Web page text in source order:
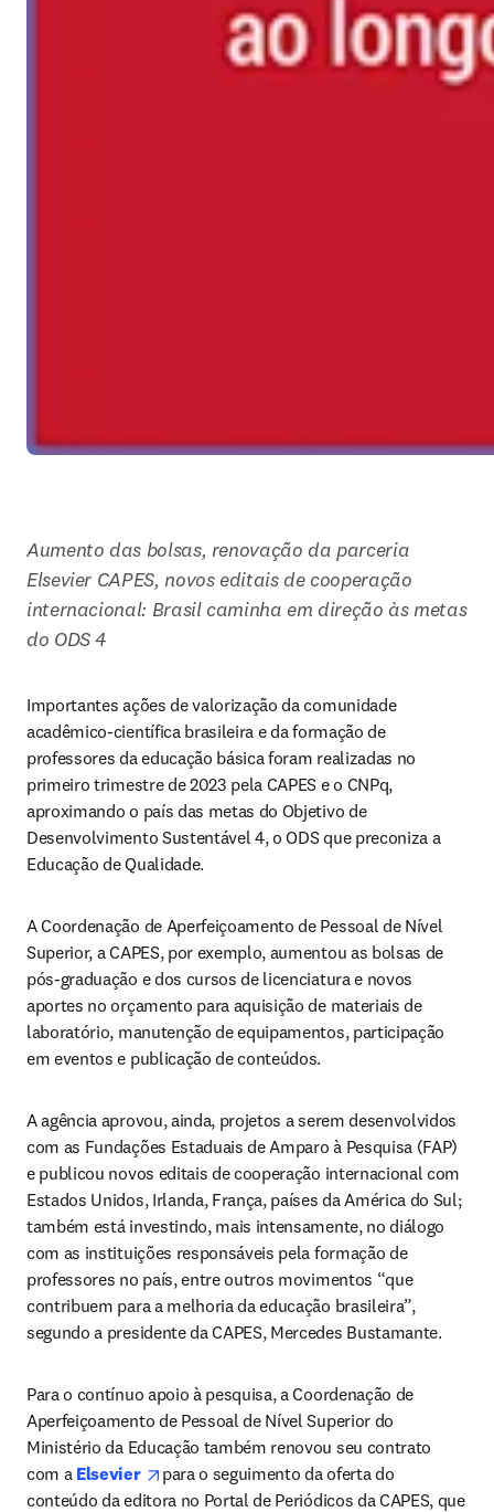
Aumento das bolsas, renovação da parceria
Elsevier CAPES, novos editais de cooperação
internacional: Brasil caminha em direção às metas
do ODS 4
Importantes ações de valorização da comunidade
acadêmico-científica brasileira e da formação de
professores da educação básica foram realizadas no
primeiro trimestre de 2023 pela CAPES e o CNPq,
aproximando o país das metas do Objetivo de
Desenvolvimento Sustentável 4, o ODS que preconiza a
Educação de Qualidade.
A Coordenação de Aperfeiçoamento de Pessoal de Nível
Superior, a CAPES, por exemplo, aumentou as bolsas de
pós-graduação e dos cursos de licenciatura e novos
aportes no orçamento para aquisição de materiais de
laboratório, manutenção de equipamentos, participação
em eventos e publicação de conteúdos.
A agência aprovou, ainda, projetos a serem desenvolvidos
com as Fundações Estaduais de Amparo à Pesquisa (FAP)
e publicou novos editais de cooperação internacional com
Estados Unidos, Irlanda, França, países da América do Sul;
também está investindo, mais intensamente, no diálogo
com as instituições responsáveis pela formação de
professores no país, entre outros movimentos “que
contribuem para a melhoria da educação brasileira”,
segundo a presidente da CAPES, Mercedes Bustamante.
Para o contínuo apoio à pesquisa, a Coordenação de
Aperfeiçoamento de Pessoal de Nível Superior do
Ministério da Educação também renovou seu contrato
com a Elsevier opens in new tab/window
para o seguimento da oferta do
conteúdo da editora no Portal de Periódicos da CAPES, que